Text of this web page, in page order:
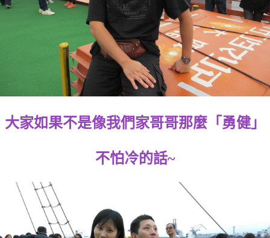
大家如果不是像我們家哥哥那麼「勇健」
不怕冷的話~